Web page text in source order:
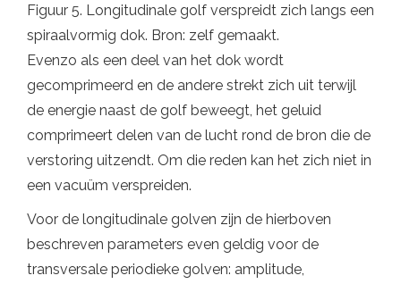
Figuur 5. Longitudinale golf verspreidt zich langs een
spiraalvormig dok. Bron: zelf gemaakt.
Evenzo als een deel van het dok wordt
gecomprimeerd en de andere strekt zich uit terwijl
de energie naast de golf beweegt, het geluid
comprimeert delen van de lucht rond de bron die de
verstoring uitzendt. Om die reden kan het zich niet in
een vacuüm verspreiden.
Voor de longitudinale golven zijn de hierboven
beschreven parameters even geldig voor de
transversale periodieke golven: amplitude,